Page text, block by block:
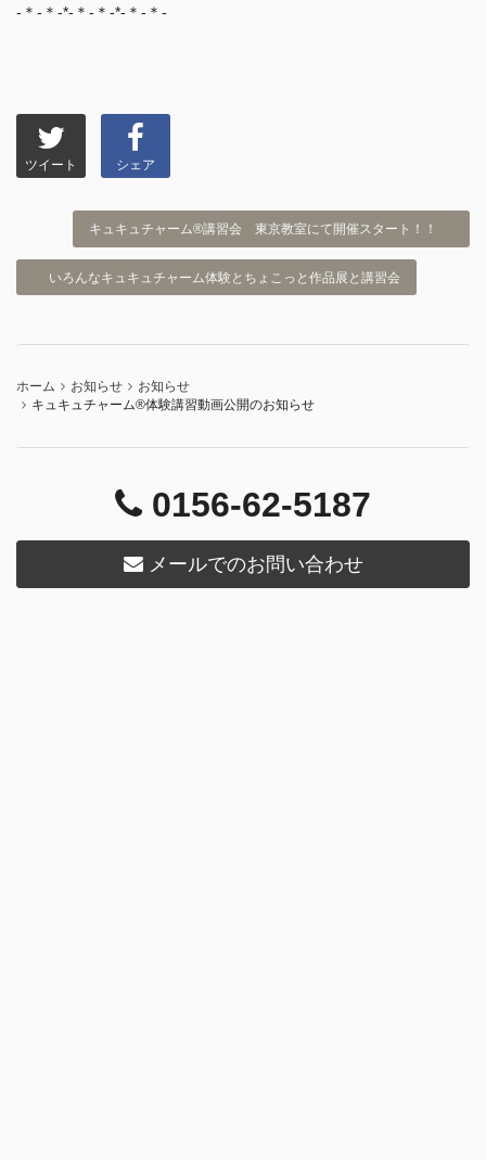
-＊-＊-*-＊-＊-*-＊-＊-
ツイート シェア
キュキュチャーム®講習会 東京教室にて開催スタート！！
いろんなキュキュチャーム体験とちょこっと作品展と講習会
ホーム お知らせ
お知らせ
キュキュチャーム®︎体験講習動画公開のお知らせ
0156-62-5187
メールでのお問い合わせ